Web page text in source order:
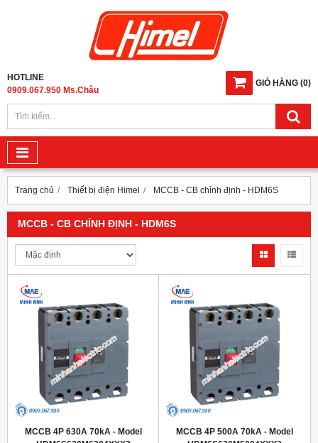
GIỎ HÀNG (0)
HOTLINE
0909.067.950 Ms.Châu
Trang chủ Thiết bị điện Himel MCCB - CB chỉnh định - HDM6S
MCCB - CB CHỈNH ĐỊNH - HDM6S
MCCB 4P 630A 70kA - Model
MCCB 4P 500A 70kA - Model